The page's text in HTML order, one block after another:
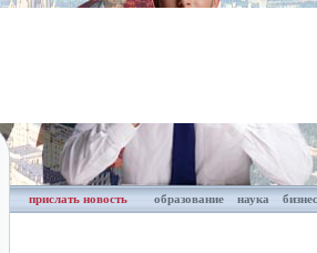
прислать новость образование наука бизнес